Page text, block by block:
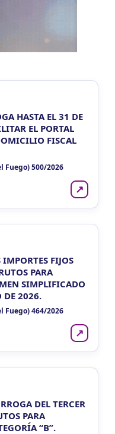
HASTA EL 31 DE
EL PORTAL
FISCAL
Fuego) 500/2026
↗
FIJOS
PARA
SIMPLIFICADO
DE 2026.
Fuego) 464/2026
↗
DEL TERCER
PARA
“B”.